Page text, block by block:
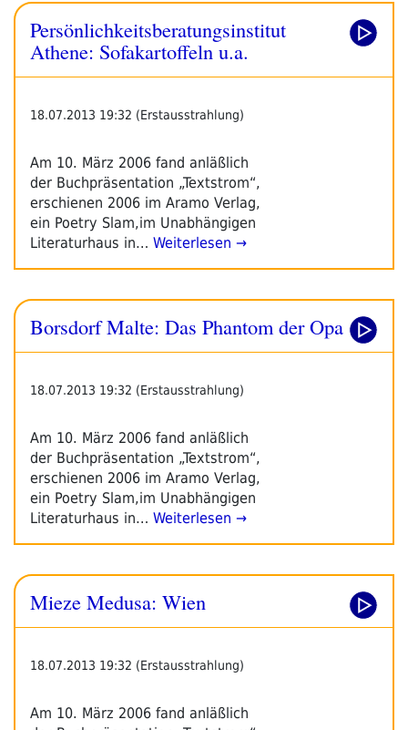
Persönlichkeitsberatungsinstitut
Athene: Sofakartoffeln u.a.
18.07.2013 19:32 (Erstausstrahlung)
Am 10. März 2006 fand anläßlich
der Buchpräsentation „Textstrom“,
erschienen 2006 im Aramo Verlag,
ein Poetry Slam,im Unabhängigen
Literaturhaus in… Weiterlesen →
Borsdorf Malte: Das Phantom der Opa
18.07.2013 19:32 (Erstausstrahlung)
Am 10. März 2006 fand anläßlich
der Buchpräsentation „Textstrom“,
erschienen 2006 im Aramo Verlag,
ein Poetry Slam,im Unabhängigen
Literaturhaus in… Weiterlesen →
Mieze Medusa: Wien
18.07.2013 19:32 (Erstausstrahlung)
Am 10. März 2006 fand anläßlich